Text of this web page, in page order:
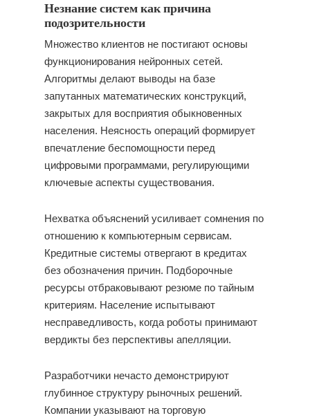
Незнание систем как причина
подозрительности
Множество клиентов не постигают основы
функционирования нейронных сетей.
Алгоритмы делают выводы на базе
запутанных математических конструкций,
закрытых для восприятия обыкновенных
населения. Неясность операций формирует
впечатление беспомощности перед
цифровыми программами, регулирующими
ключевые аспекты существования.
Нехватка объяснений усиливает сомнения по
отношению к компьютерным сервисам.
Кредитные системы отвергают в кредитах
без обозначения причин. Подборочные
ресурсы отбраковывают резюме по тайным
критериям. Население испытывают
несправедливость, когда роботы принимают
вердикты без перспективы апелляции.
Разработчики нечасто демонстрируют
глубинное структуру рыночных решений.
Компании указывают на торговую